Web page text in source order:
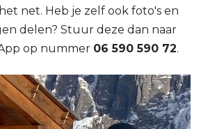
net. Heb je zelf ook foto's en
delen? Stuur deze dan naar
op nummer 06 590 590 72.